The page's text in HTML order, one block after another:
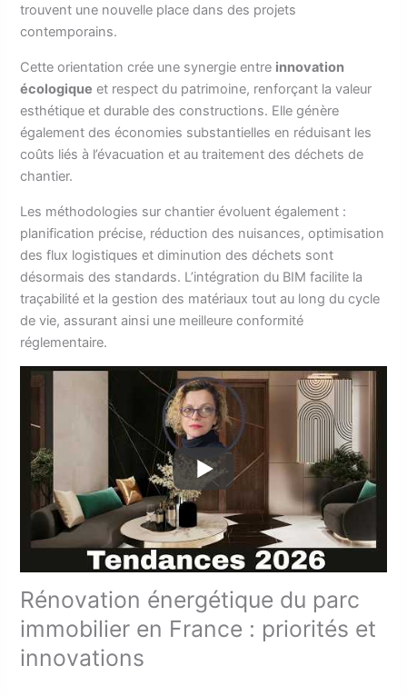
trouvent une nouvelle place dans des projets
contemporains.
Cette orientation crée une synergie entre innovation
écologique et respect du patrimoine, renforçant la valeur
esthétique et durable des constructions. Elle génère
également des économies substantielles en réduisant les
coûts liés à l’évacuation et au traitement des déchets de
chantier.
Les méthodologies sur chantier évoluent également :
planification précise, réduction des nuisances, optimisation
des flux logistiques et diminution des déchets sont
désormais des standards. L’intégration du BIM facilite la
traçabilité et la gestion des matériaux tout au long du cycle
de vie, assurant ainsi une meilleure conformité
réglementaire.
Rénovation énergétique du parc
immobilier en France : priorités et
innovations